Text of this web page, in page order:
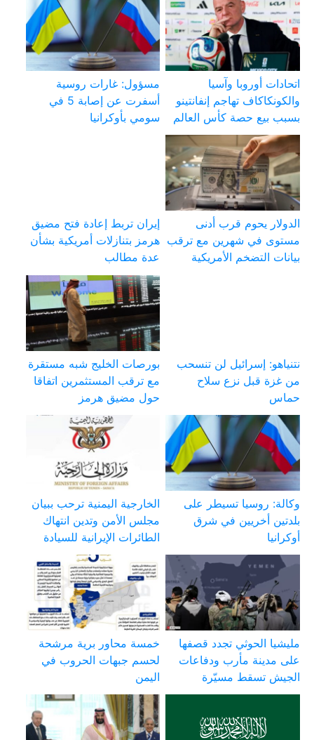
اتحادات أوروبا وآسيا
والكونكاكاف تهاجم إنفانتينو
بسبب بيع حصة كأس العالم
مسؤول: غارات روسية
أسفرت عن إصابة 5 في
سومي بأوكرانيا
الدولار يحوم قرب أدنى
مستوى في شهرين مع ترقب
بيانات التضخم الأمريكية
إيران تربط إعادة فتح مضيق
هرمز بتنازلات أمريكية بشأن
عدة مطالب
نتنياهو: إسرائيل لن تنسحب
من غزة قبل نزع سلاح
حماس
بورصات الخليج شبه مستقرة
مع ترقب المستثمرين اتفاقا
حول مضيق هرمز
وكالة: روسيا تسيطر على
بلدتين أخريين في شرق
أوكرانيا
الخارجية اليمنية ترحب ببيان
مجلس الأمن وتدين انتهاك
الطائرات الإيرانية للسيادة
مليشيا الحوثي تجدد قصفها
على مدينة مأرب ودفاعات
الجيش تسقط مسيّرة
خمسة محاور برية مرشحة
لحسم جبهات الحروب في
اليمن